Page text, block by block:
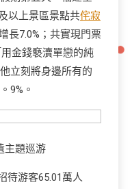
以上景區景點共侘寂
長7.0%；共實現門票
金錢褻瀆單戀的純
立刻將身邊所有的
9%。
主題巡游
待游客65.01萬人